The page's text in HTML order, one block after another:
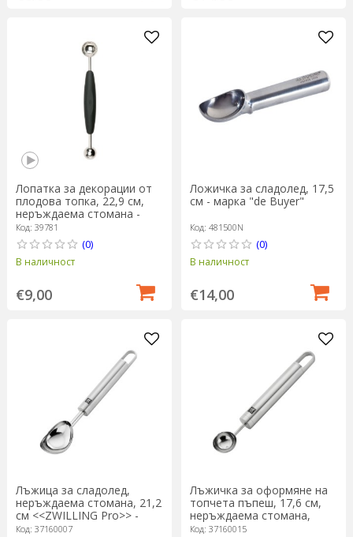
Лопатка за декорации от
плодова топка, 22,9 см,
неръждаема стомана -
OXO
Код: 39781
(0)
В наличност
€9,00
Ложичка за сладолед, 17,5
см - марка "de Buyer"
Код: 481500N
(0)
В наличност
€14,00
Лъжица за сладолед,
неръждаема стомана, 21,2
см <<ZWILLING Pro>> -
Zwilling
Код: 37160007
Лъжичка за оформяне на
топчета пъпеш, 17,6 см,
неръждаема стомана,
"ZWILLING Pro" - Zwilling
Код: 37160015